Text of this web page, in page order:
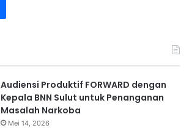
Audiensi Produktif FORWARD dengan
Kepala BNN Sulut untuk Penanganan
Masalah Narkoba
Mei 14, 2026